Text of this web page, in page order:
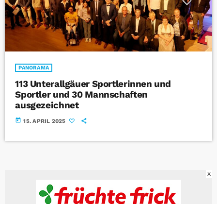
PANORAMA
113 Unterallgäuer Sportlerinnen und
Sportler und 30 Mannschaften
ausgezeichnet
today 15. APRIL 2025
X